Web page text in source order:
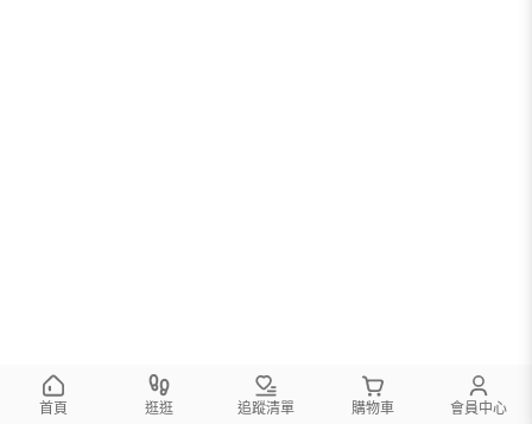
首頁 逛逛 追蹤清單 購物車 會員中心